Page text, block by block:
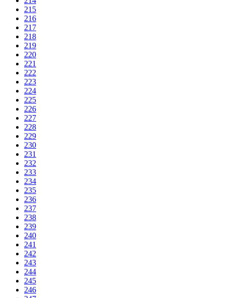
215
216
217
218
219
220
221
222
223
224
225
226
227
228
229
230
231
232
233
234
235
236
237
238
239
240
241
242
243
244
245
246